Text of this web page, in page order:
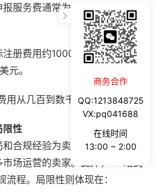
服务费通常为每个税号500-15
注册费用约1000-1500欧元，美
元。
用从几百到数千欧元不等。
限性
合规经验为卖家提供重要支
场运营的卖家。此外，“一站式
流程。局限性则体现在：
商务合作
QQ:1213848725
VX:pq041688
在线时间
13:00 ~ 2:00